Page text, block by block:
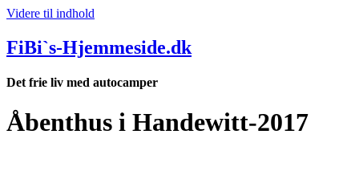
Videre til indhold
FiBi`s-Hjemmeside.dk
Det frie liv med autocamper
Åbenthus i Handewitt-2017